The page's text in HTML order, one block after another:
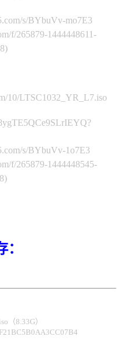
s/BYbuVv-mo7E3
f/265879-1444448611-
LTSC1032_YR_L7.iso
s/BYbuVv-1o7E3
f/265879-1444448545-
8.33G）